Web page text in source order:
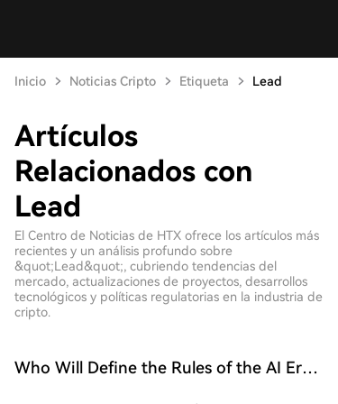
Inicio Noticias Cripto Etiqueta Lead
Artículos
Relacionados con
Lead
El Centro de Noticias de HTX ofrece los artículos más
recientes y un análisis profundo sobre
&quot;Lead&quot;, cubriendo tendencias del
mercado, actualizaciones de proyectos, desarrollos
tecnológicos y políticas regulatorias en la industria de
cripto.
Who Will Define the Rules of the AI Era?